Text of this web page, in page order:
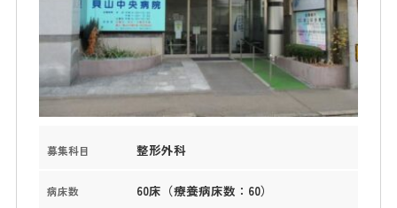
募集科目 整形外科
病床数 60床（療養病床数：60）